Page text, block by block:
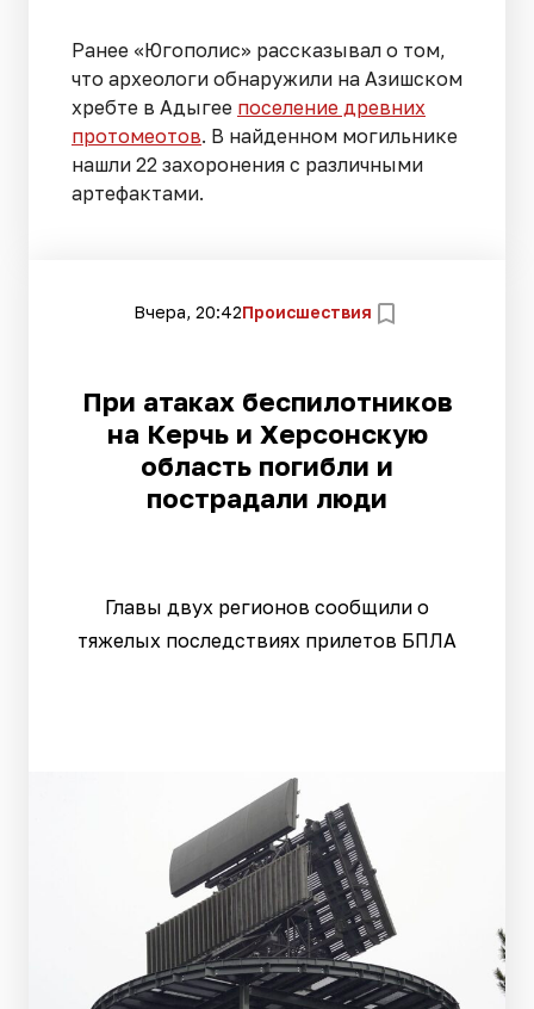
Ранее «Югополис» рассказывал о том,
что археологи обнаружили на Азишском
хребте в Адыгее поселение древних
протомеотов. В найденном могильнике
нашли 22 захоронения с различными
артефактами.
Вчера, 20:42Происшествия
При атаках беспилотников
на Керчь и Херсонскую
область погибли и
пострадали люди
Главы двух регионов сообщили о
тяжелых последствиях прилетов БПЛА